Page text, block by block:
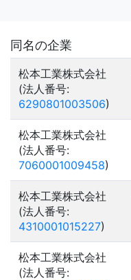
同名の企業
松本工業株式会社
(法人番号:
6290801003506)
松本工業株式会社
(法人番号:
7060001009458)
松本工業株式会社
(法人番号:
4310001015227)
松本工業株式会社
(法人番号: